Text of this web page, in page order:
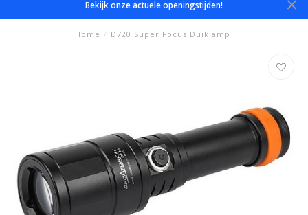
Bekijk onze actuele openingstijden!
Home / D720 Super Focus Duiklamp